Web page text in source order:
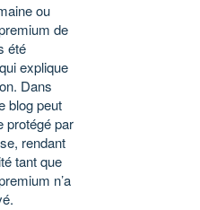
ou
de
été
explique
Dans
blog peut
protégé par
rendant
tant que
n’a